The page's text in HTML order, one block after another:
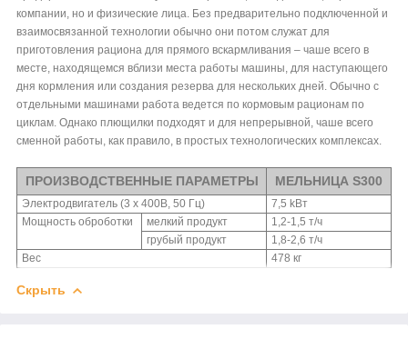
компании, но и физические лица. Без предварительно подключенной и
взаимосвязанной технологии обычно они потом служат для
приготовления рациона для прямого вскармливания – чаше всего в
месте, находящемся вблизи места работы машины, для наступающего
дня кормления или создания резерва для нескольких дней. Обычно с
отдельными машинами работа ведется по кормовым рационам по
циклам. Однако плющилки подходят и для непрерывной, чаше всего
сменной работы, как правило, в простых технологических комплексах.
ПРОИЗВОДСТВЕННЫЕ ПАРАМЕТРЫ МЕЛЬНИЦА S300
Электродвигатель (3 x 400В, 50 Гц)
7,5 kВт
Мощность оброботки
мелкий продукт
1,2-1,5 т/ч
грубый продукт
1,8-2,6 т/ч
Вес
478 кг
Скрыть